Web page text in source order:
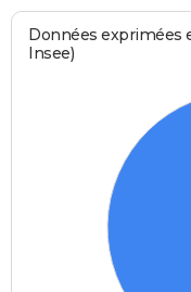
Données exprimées
Insee)